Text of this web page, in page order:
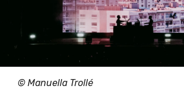
© Manuella Trollé